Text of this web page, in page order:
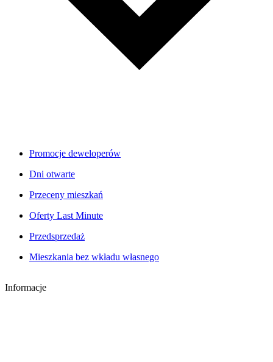
Promocje deweloperów
Dni otwarte
Przeceny mieszkań
Oferty Last Minute
Przedsprzedaż
Mieszkania bez wkładu własnego
Informacje